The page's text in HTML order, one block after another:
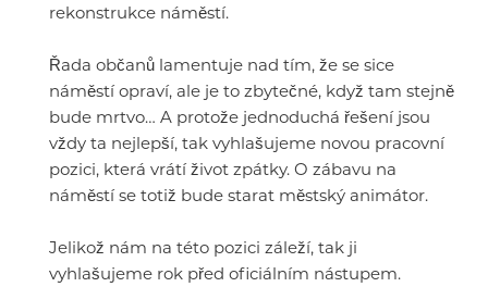
rekonstrukce náměstí.
Řada občanů lamentuje nad tím, že se sice
náměstí opraví, ale je to zbytečné, když tam stejně
bude mrtvo… A protože jednoduchá řešení jsou
vždy ta nejlepší, tak vyhlašujeme novou pracovní
pozici, která vrátí život zpátky. O zábavu na
náměstí se totiž bude starat městský animátor.
Jelikož nám na této pozici záleží, tak ji
vyhlašujeme rok před oficiálním nástupem.